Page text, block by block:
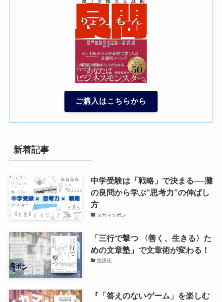
ご購入はこちらから
新着記事
中学受験は「戦略」で決まる──灘
の良問から学ぶ“思考力”の伸ばし
方
タカマツボン
「三行で撃つ 〈善く、生きる〉た
めの文章塾」で文章術が変わる！
言語化
『「答えのないゲーム」を楽しむ